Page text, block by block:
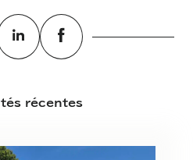
récentes